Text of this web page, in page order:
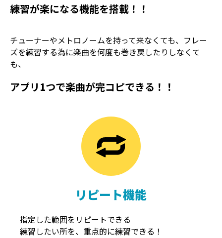
練習が楽になる機能を搭載！！
チューナーやメトロノームを持って来なくても、フレー
ズを練習する為に楽曲を何度も巻き戻したりしなくて
も、
アプリ1つで楽曲が完コピできる！！
リピート機能
指定した範囲をリピートできる
練習したい所を、重点的に練習できる！